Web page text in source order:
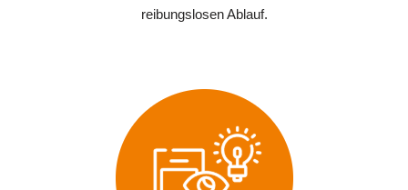
reibungslosen Ablauf.